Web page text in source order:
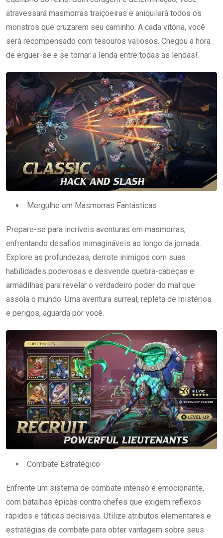
atravessará masmorras traiçoeiras e aniquilará todos os
monstros que cruzarem seu caminho. A cada vitória, você
será recompensado com tesouros valiosos. Chegou a hora
de erguer-se e se tornar a lenda entre todas as lendas!
Mergulhe em Masmorras Fantásticas
Prepare-se para incríveis aventuras em masmorras,
enfrentando desafios inimagináveis ao longo da jornada.
Explore as profundezas, derrote inimigos com suas
habilidades poderosas e desvende quebra-cabeças e
armadilhas para revelar o verdadeiro poder do mal que
assola o mundo. Uma aventura surreal, repleta de mistérios
e perigos, aguarda por você.
Combate Estratégico
Enfrente um sistema de combate intenso e emocionante,
com batalhas épicas contra chefes que exigem reflexos
rápidos e táticas decisivas. Utilize atributos elementares e
estratégias de combate para obter vantagem sobre seus